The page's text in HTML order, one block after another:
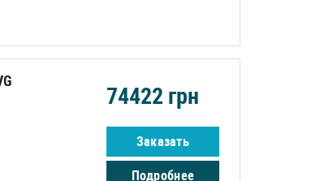
74422 грн
Заказать
Подробнее